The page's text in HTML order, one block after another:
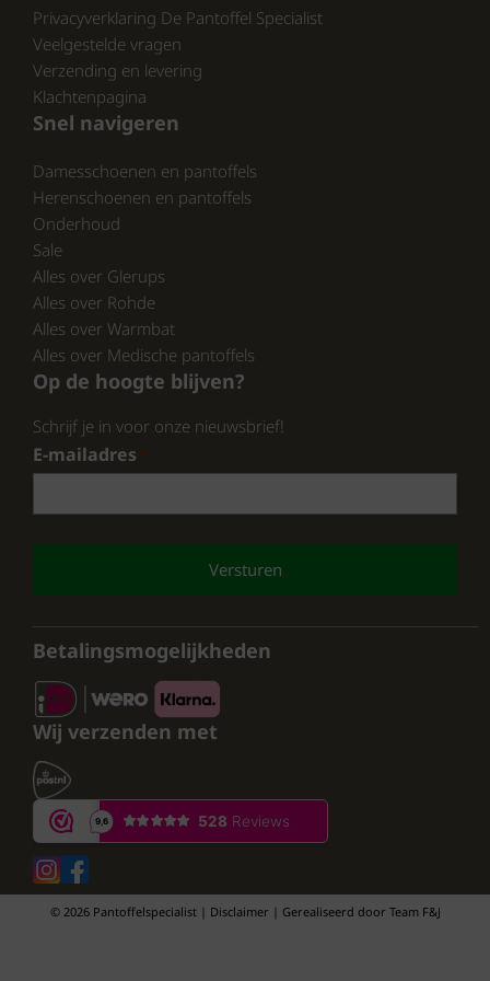
schoenen, zodat je de perfecte fit kunt
vinden. Met de combinatie van kwaliteit en
prijs zijn deze pantoffels een slimme
investering voor je nachtkastje.
CONCLUSIE:
Wacht niet langer en ervaar zelf het comfort
van de Fellhof Dames Pantoffels. Bezoek
pantoffelspecialist.nl en maak je voeten
gelukkig!
Privacyverklaring De Pantoffel Specialist
Veelgestelde vragen
Verzending en levering
Klachtenpagina
Snel navigeren
Damesschoenen en pantoffels
Herenschoenen en pantoffels
Onderhoud
Sale
Alles over Glerups
Alles over Rohde
Alles over Warmbat
Alles over Medische pantoffels
Op de hoogte blijven?
Schrijf je in voor onze nieuwsbrief!
E-mailadres *
CAPTCHA
Betalingsmogelijkheden
Wij verzenden met
© 2026 Pantoffelspecialist | Disclaimer | Gerealiseerd door Team F&J